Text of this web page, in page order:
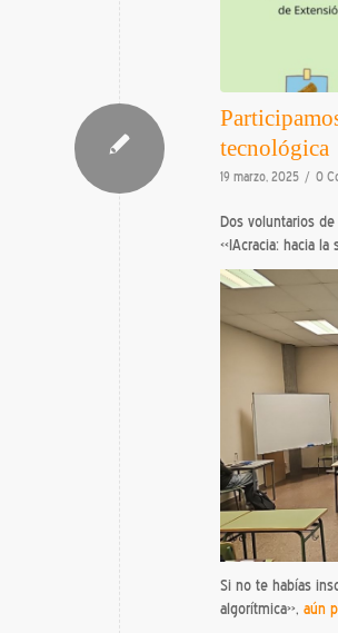
tecnológica
19 marzo, 2025 / 0
Dos voluntarios
«IAcracia: hacia la
Si no te habías
algorítmica», aún